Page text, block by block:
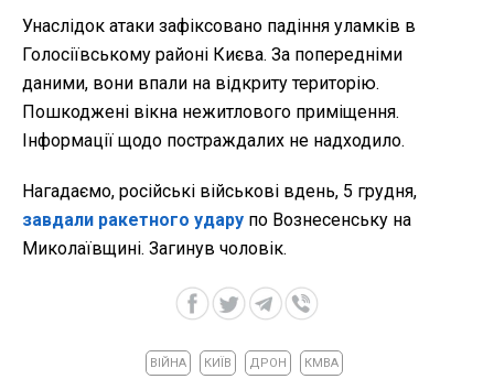
Унаслідок атаки зафіксовано падіння уламків в
Голосіївському районі Києва. За попередніми
даними, вони впали на відкриту територію.
Пошкоджені вікна нежитлового приміщення.
Інформації щодо постраждалих не надходило.
Нагадаємо, російські військові вдень, 5 грудня,
завдали ракетного удару по Вознесенську на
Миколаївщині. Загинув чоловік.
ВІЙНА КИЇВ ДРОН КМВА